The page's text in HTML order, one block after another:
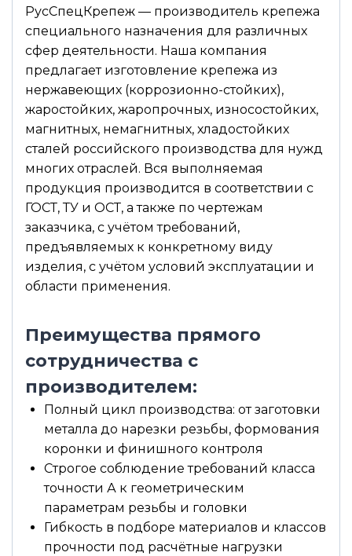
РусСпецКрепеж — производитель крепежа
специального назначения для различных
сфер деятельности. Наша компания
предлагает изготовление крепежа из
нержавеющих (коррозионно-стойких),
жаростойких, жаропрочных, износостойких,
магнитных, немагнитных, хладостойких
сталей российского производства для нужд
многих отраслей. Вся выполняемая
продукция производится в соответствии с
ГОСТ, ТУ и ОСТ, а также по чертежам
заказчика, с учётом требований,
предъявляемых к конкретному виду
изделия, с учётом условий эксплуатации и
области применения.
Преимущества прямого
сотрудничества с
производителем:
Полный цикл производства: от заготовки
металла до нарезки резьбы, формования
коронки и финишного контроля
Строгое соблюдение требований класса
точности А к геометрическим
параметрам резьбы и головки
Гибкость в подборе материалов и классов
прочности под расчётные нагрузки